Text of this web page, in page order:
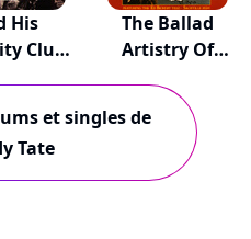
His
Club
The Ballad
Artistry Of
et singles de
Tate